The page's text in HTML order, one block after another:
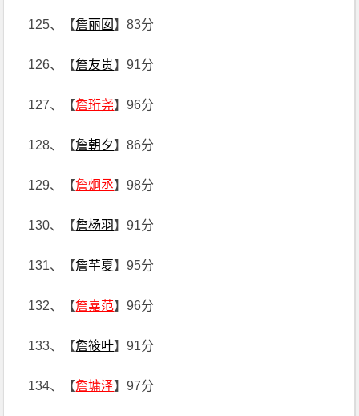
125、【詹丽囡 】83分
126、【詹友贵】91分
127、【詹珩尧】96分
128、【詹朝夕】86分
129、【詹炯丞】98分
130、【詹杨羽】91分
131、【詹芊夏】95分
132、【詹嘉范】96分
133、【詹筱叶】91分
134、【詹墉泽】97分